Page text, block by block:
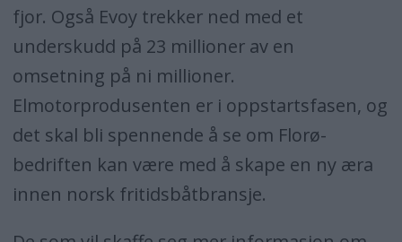
fjor. Også Evoy trekker ned med et
underskudd på 23 millioner av en
omsetning på ni millioner.
Elmotorprodusenten er i oppstartsfasen, og
det skal bli spennende å se om Florø-
bedriften kan være med å skape en ny æra
innen norsk fritidsbåtbransje.